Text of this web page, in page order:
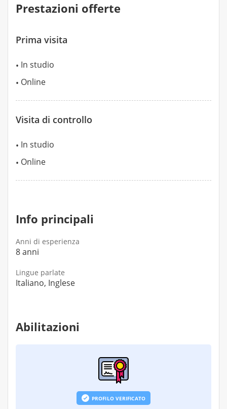
Prestazioni offerte
Prima visita
In studio
Online
Visita di controllo
In studio
Online
Info principali
Anni di esperienza
8 anni
Lingue parlate
Italiano, Inglese
Abilitazioni
PROFILO VERIFICATO